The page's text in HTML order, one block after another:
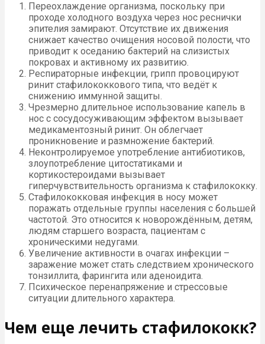
Переохлаждение организма, поскольку при
проходе холодного воздуха через нос реснички
эпителия замирают. Отсутствие их движения
снижает качество очищения носовой полости, что
приводит к оседанию бактерий на слизистых
покровах и активному их развитию.
Респираторные инфекции, грипп провоцируют
ринит стафилококкового типа, что ведёт к
снижению иммунной защиты.
Чрезмерно длительное использование капель в
нос с сосудосуживающим эффектом вызывает
медикаментозный ринит. Он облегчает
проникновение и размножение бактерий.
Неконтролируемое употребление антибиотиков,
злоупотребление цитостатиками и
кортикостероидами вызывает
гиперчувствительность организма к стафилококку.
Стафилококковая инфекция в носу может
поражать отдельные группы населения с большей
частотой. Это относится к новорождённым, детям,
людям старшего возраста, пациентам с
хроническими недугами.
Увеличение активности в очагах инфекции –
заражение может стать следствием хронического
тонзиллита, фарингита или аденоидита.
Психическое перенапряжение и стрессовые
ситуации длительного характера.
Чем еще лечить стафилококк?